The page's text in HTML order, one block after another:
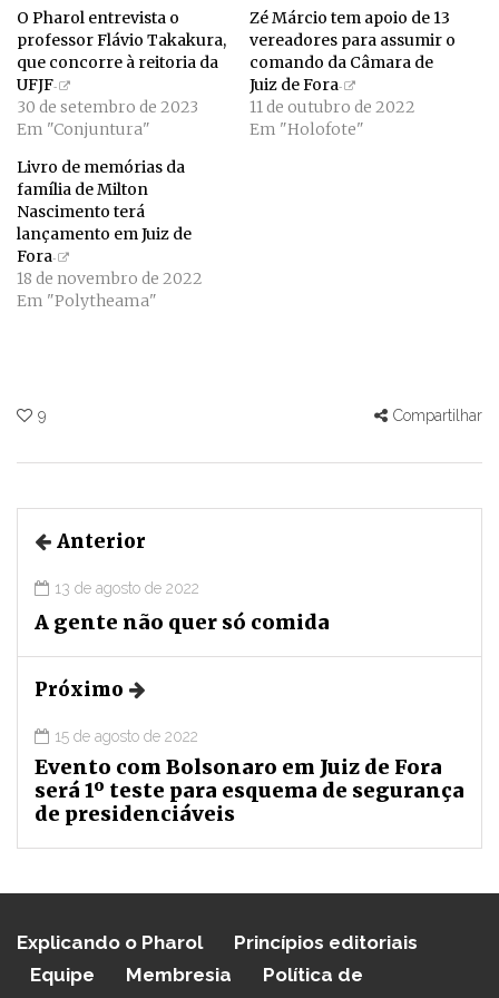
O Pharol entrevista o
professor Flávio Takakura,
que concorre à reitoria da
UFJF
30 de setembro de 2023
Em "Conjuntura"
Zé Márcio tem apoio de 13
vereadores para assumir o
comando da Câmara de
Juiz de Fora
11 de outubro de 2022
Em "Holofote"
Livro de memórias da
família de Milton
Nascimento terá
lançamento em Juiz de
Fora
18 de novembro de 2022
Em "Polytheama"
9 Compartilhar
Anterior
13 de agosto de 2022
A gente não quer só comida
Próximo
15 de agosto de 2022
Evento com Bolsonaro em Juiz de Fora
será 1º teste para esquema de segurança
de presidenciáveis
Explicando o Pharol
Princípios editoriais
Equipe
Membresia
Política de